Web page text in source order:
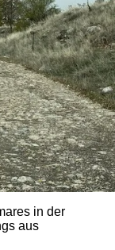
in der
aus